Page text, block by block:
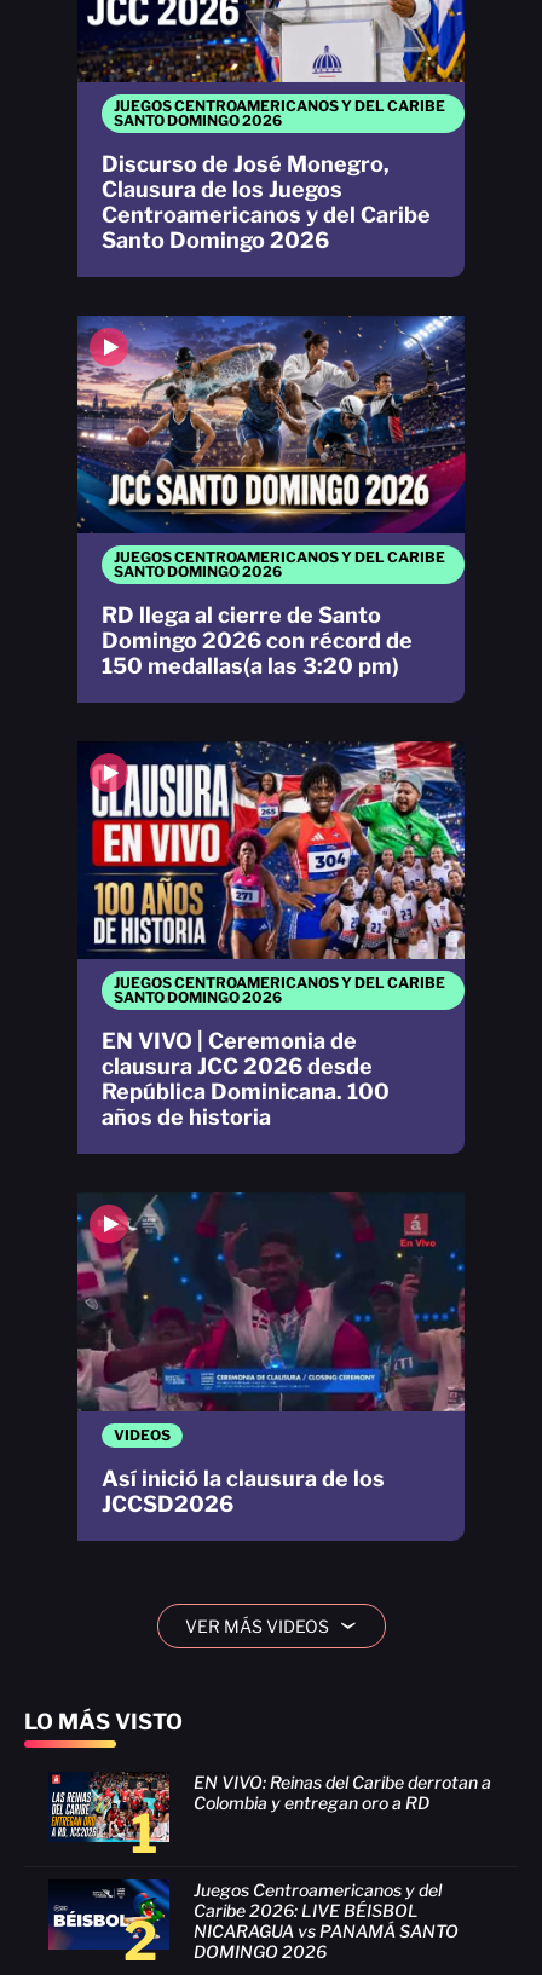
LO MÁS VISTO
1
EN VIVO: Reinas del Caribe derrotan a
Colombia y entregan oro a RD
2
Juegos Centroamericanos y del
Caribe 2026: LIVE BÉISBOL
NICARAGUA vs PANAMÁ SANTO
DOMINGO 2026
JUEGOS CENTROAMERICANOS Y DEL CARIBE
SANTO DOMINGO 2026
Discurso de José Monegro,
Clausura de los Juegos
Centroamericanos y del Caribe
Santo Domingo 2026
VIDEOS
Así inició la clausura de los
JCCSD2026
JUEGOS CENTROAMERICANOS Y DEL CARIBE
SANTO DOMINGO 2026
EN VIVO | Ceremonia de
clausura JCC 2026 desde
República Dominicana. 100
años de historia
JUEGOS CENTROAMERICANOS Y DEL CARIBE
SANTO DOMINGO 2026
RD llega al cierre de Santo
Domingo 2026 con récord de
150 medallas(a las 3:20 pm)
VER MÁS VIDEOS ›